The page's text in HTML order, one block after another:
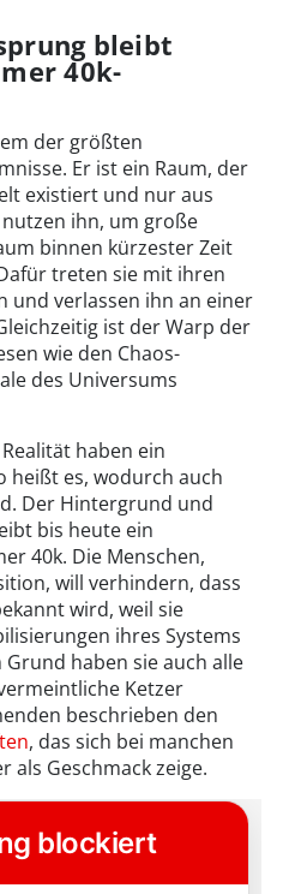
bleibt
40k-
der größten
Er ist ein Raum, der
existiert und nur aus
ihn, um große
binnen kürzester Zeit
treten sie mit ihren
und verlassen ihn an einer
ist der Warp der
wie den Chaos-
des Universums
haben ein
heißt es, wodurch auch
Der Hintergrund und
bis heute ein
40k. Die Menschen,
will verhindern, dass
wird, weil sie
ihres Systems
haben sie auch alle
Ketzer
beschrieben den
, das sich bei manchen
als Geschmack zeige.